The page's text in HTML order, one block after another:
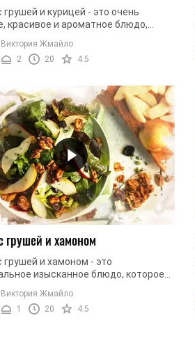
грушей и курицей - это очень
красивое и ароматное блюдо,
имеет приятный и яркий вкус,
не оставит равнодушным никого. ...
Виктория Жмайло
2
20 4.5
грушей и хамоном
грушей и хамоном - это
изысканное блюдо, которое
только безупречный вкус, но и
вид. Такой салат станет
Виктория Жмайло
1
20 4.5